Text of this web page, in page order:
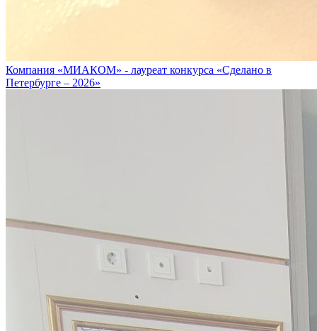
Компания «МИАКОМ» - лауреат конкурса «Сделано в
Петербурге – 2026»